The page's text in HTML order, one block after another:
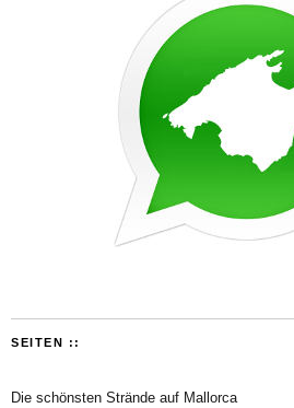
SEITEN ::
Die schönsten Strände auf Mallorca